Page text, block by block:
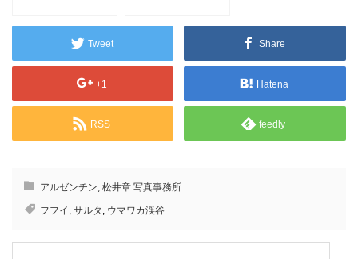
Tweet Share
+1 Hatena
RSS feedly
アルゼンチン, 松井章 写真事務所
フフイ , サルタ , ウマワカ渓谷